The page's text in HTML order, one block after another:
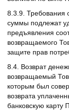
8.3.9. Требования
суммы подлежат
предъявления
возвращаемого
защите прав
8.4. Возврат
возвращаемый
которым был
возврата
банковскую карту